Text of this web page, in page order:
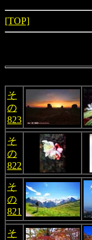
[TOP]
そ
の
823
そ
の
822
そ
の
821
そ